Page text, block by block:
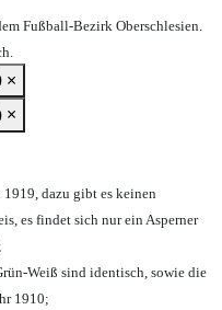
Fußball-Bezirk Oberschlesien.
×
×
1919, dazu gibt es keinen
es findet sich nur ein Asperner
;
Weiß sind identisch, sowie die
1910;